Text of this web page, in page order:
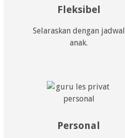
Fleksibel
Selaraskan dengan jadwal
anak.
Personal